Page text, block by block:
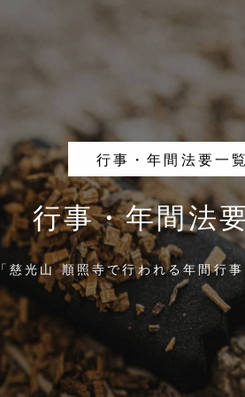
行事・年間法要一覧
行事・年間法
「慈光山 順照寺で行われる年間行